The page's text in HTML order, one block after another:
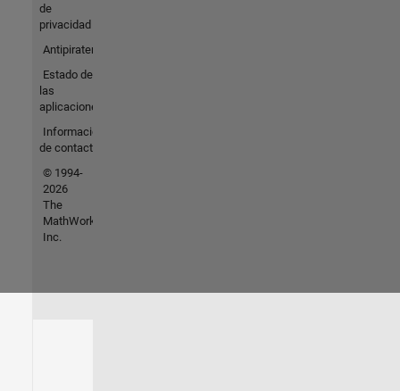
de
privacidad
Antipiratería
Estado de
las
aplicaciones
Información
de contacto
© 1994-
2026
The
MathWorks,
Inc.